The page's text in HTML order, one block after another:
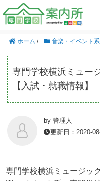
ホーム / 音楽・イベント系
専門学校横浜ミュー
【入試・就職情報】
by 管理人
更新日：2020-
専門学校横浜ミュージッ